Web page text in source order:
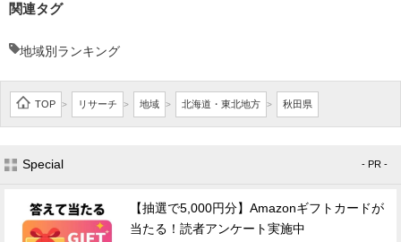
関連タグ
地域別ランキング
TOP > リサーチ > 地域 > 北海道・東北地方 > 秋田県
Special - PR -
【抽選で5,000円分】Amazonギフトカードが
当たる！読者アンケート実施中